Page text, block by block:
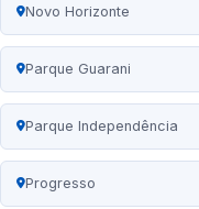
Novo Horizonte
Parque Guarani
Parque Independência
Progresso